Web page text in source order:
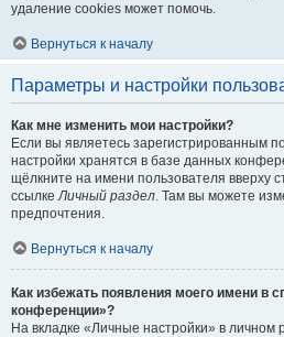
удаление cookies может помочь.
Вернуться к началу
Параметры и настройки
Как мне изменить мои настройки?
Если вы являетесь зарегистрированным
настройки хранятся в базе данных
щёлкните на имени пользователя вверху
ссылкеЛичный раздел. Там вы можете
предпочтения.
Вернуться к началу
Как избежать появления моего имени в
конференции»?
На вкладке «Личные настройки» в